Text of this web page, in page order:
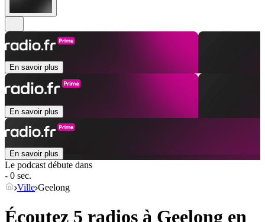
En savoir plus
En savoir plus
En savoir plus
Le podcast débute dans
- 0 sec.
Ville Geelong
Écoutez 5 radios à Geelong en